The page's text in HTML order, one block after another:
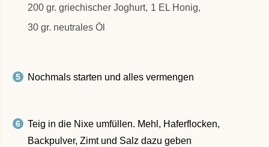
200 gr. griechischer Joghurt, 1 EL Honig,
30 gr. neutrales Öl
Nochmals starten und alles vermengen
Teig in die Nixe umfüllen. Mehl, Haferflocken,
Backpulver, Zimt und Salz dazu geben